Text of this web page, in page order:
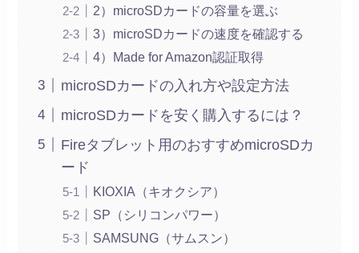
2）microSDカードの容量を選ぶ
3）microSDカードの速度を確認する
4）Made for Amazon認証取得
microSDカードの入れ方や設定方法
microSDカードを安く購入するには？
Fireタブレット用のおすすめmicroSDカ
ード
KIOXIA（キオクシア）
SP（シリコンパワー）
SAMSUNG（サムスン）